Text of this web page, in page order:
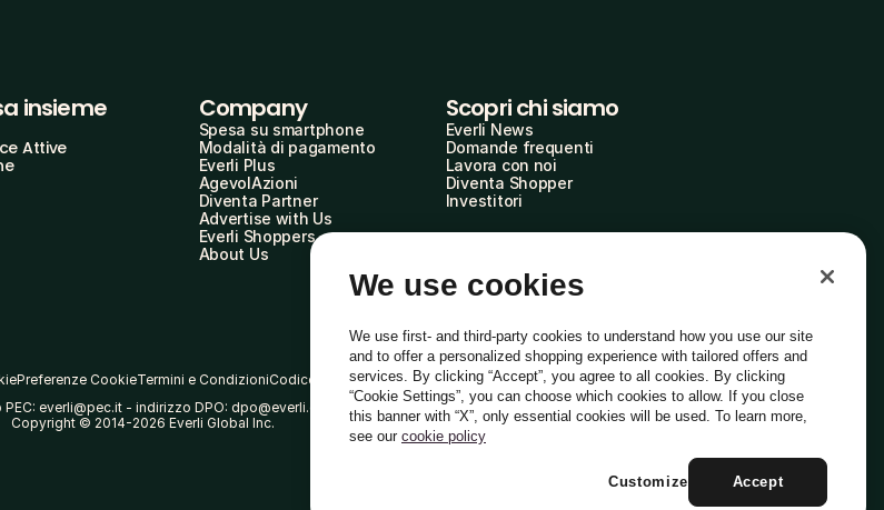
insieme
Attive
Company
Spesa su smartphone
Modalità di pagamento
Everli Plus
AgevolAzioni
Diventa Partner
Advertise with Us
Everli Shoppers
About Us
Scopri chi siamo
Everli News
Domande frequenti
Lavora con noi
Diventa Shopper
Investitori
Preferenze CookieTermini e CondizioniCodice Etico
everli@pec.it - indirizzo DPO: dpo@everli.com
Copyright © 2014-2026 Everli Global Inc.
Italiano
We use cookies
We use first- and third-party cookies to understand how you use our site
and to offer a personalized shopping experience with tailored offers and
services. By clicking “Accept”, you agree to all cookies. By clicking
“Cookie Settings”, you can choose which cookies to allow. If you close
this banner with “X”, only essential cookies will be used. To learn more,
see our cookie policy
Accept
Customize